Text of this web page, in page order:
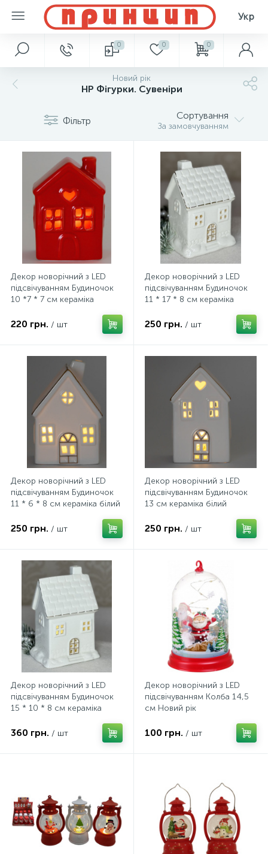
Укр
0 0 0
Новий рік
НР Фігурки. Сувеніри
Фільтр Сортування
За замовчуванням
Декор новорічний з LED
підсвічуванням Будиночок
10 *7 * 7 см кераміка
220 грн. / шт
Декор новорічний з LED
підсвічуванням Будиночок
11 * 17 * 8 см кераміка
250 грн. / шт
Декор новорічний з LED
підсвічуванням Будиночок
11 * 6 * 8 см кераміка білий
250 грн. / шт
Декор новорічний з LED
підсвічуванням Будиночок
13 см кераміка білий
250 грн. / шт
Декор новорічний з LED
підсвічуванням Будиночок
15 * 10 * 8 см кераміка
360 грн. / шт
Декор новорічний з LED
підсвічуванням Колба 14,5
см Новий рік
100 грн. / шт